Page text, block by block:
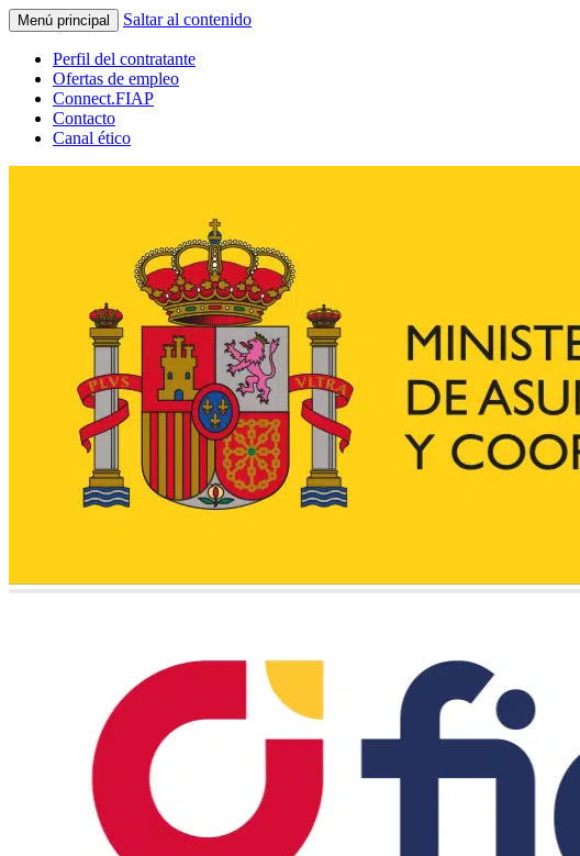
Menú principal Saltar al contenido
Perfil del contratante
Ofertas de empleo
Connect.FIAP
Contacto
Canal ético